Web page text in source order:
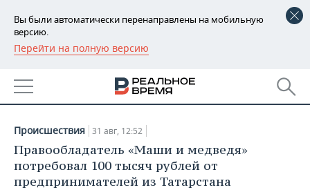
Вы были автоматически перенаправлены на мобильную
версию.
Перейти на полную версию
РЕГИОНЫ
БАШКОРТОСТАН
УДМУРТИЯ
НОВОСТИ
НОВОСТИ АНАЛИТИКИ
ДЕКЛАРАЦИИ О ДОХОДАХ
ЭКОНОМИКА
НОВОСТИ ЭКОНОМИКИ
ПРОМЫШЛЕННОСТЬ
31.08.2018
Происшествия 31 авг, 12:52
Правообладатель «Маши и медведя»
потребовал 100 тысяч рублей от
предпринимателей из Татарстана